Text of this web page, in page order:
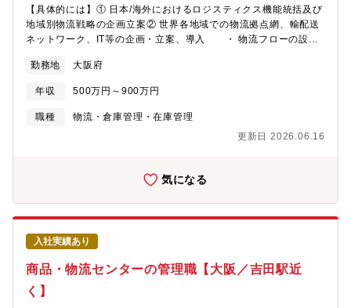
い⇒中途入社者が主役になれる文化と、グローバルな仕事機会■安
定している企業で働きたい⇒特定分野での圧倒的シェアと、1945
年創業の堅実な経営基盤
内外のメンバー一丸となって国際的なノウハウの展開を推進して
います。◎ダイキンの空調製品は世界170ヵ国以上で親しまれてい
ますが、それぞれの国で求められるアフターサービスの基準が異
なるため、その課題に応じた適切な方法を構築し、業務改善を進
た最良の方法を探索し、試行錯誤を繰り返すことで、私たちはグ
で、国際的な視野を鍛え、やりがいを持って成長することができ
ます。【この職種における強み】◎同社では、失敗を恐れずチャ
識や経験を活かしたアドバイスを受けながら様々な取り組みを推
後の業務遂行度により、次に示すようなキャリアの可能性が開か
特定の分野における専門的知識を深めると共に、幅広い視点から
部品業務を捉える力を養います。・海外拠点での部品部門駐在を
経験することにより、実践的なスキルを磨くことができます。担
【具体的には】① 日本/海外におけるロジスティクス機能統括及び
地域別物流戦略の企画立案② 世界各地域での物流拠点網、輸配送
ネットワーク、IT等の企画・立案、導入 ・ 物流フローの設
要件の設定、ITシステム開発・導入 ・ グローバル物流標準の
展開と現地スタッフの教育・指導 等③ 日本/海外物流コスト削減
の計画立案・実行 ・ 各地域の状況に応じた物流効率化推進、
物流サービス品質向上 ・ グローバル物流コストの見える化、
入・運用フォロー⑤先進技術（AI、IoT、最適化、マテハン機器、
主要業務としている物流本部で、物流先進技術導入や物流現場改
善などによる物流コストダウンや品質向上施策の展開を期待して
います。【魅力・やりがい】◎グローバルに事業が拡大する中で
のグローバル物流統括機能の確立、物流拠点立上げ、既存拠点を
含めた物流コストの継続的な削減が急務となっています。◎物流
リソース不足に対するサプライチェーン改革や自動化導入など幅
広くかつ専門的な取組みができます。これらの課題解決に向かっ
て積極的に企画、実行して頂ければと思います。【この職種にお
ける強み】◎事業拡大が進んでいる為、挑戦テーマに限りはあり
勤務地 大阪府
年収 500万円～900万円
職種
物流・倉庫管理・在庫管理
更新日 2026.06.16
気になる
入社実績あり
商品・物流センターの管理職【大阪／吉田駅近
く】